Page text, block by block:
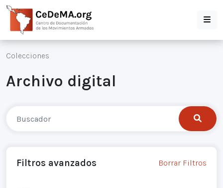
Colecciones
Archivo digital
Filtros avanzados Borrar Filtros